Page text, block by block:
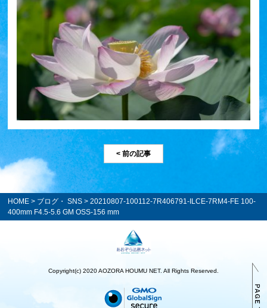
< 前の記事
HOME > ブログ・ SNS > 20210807-100112-7R406791-ILCE-7RM4-FE 100-
400mm F4.5-5.6 GM OSS-156 mm
Copyright(c) 2020 AOZORA HOUMU NET. All Rights Reserved.